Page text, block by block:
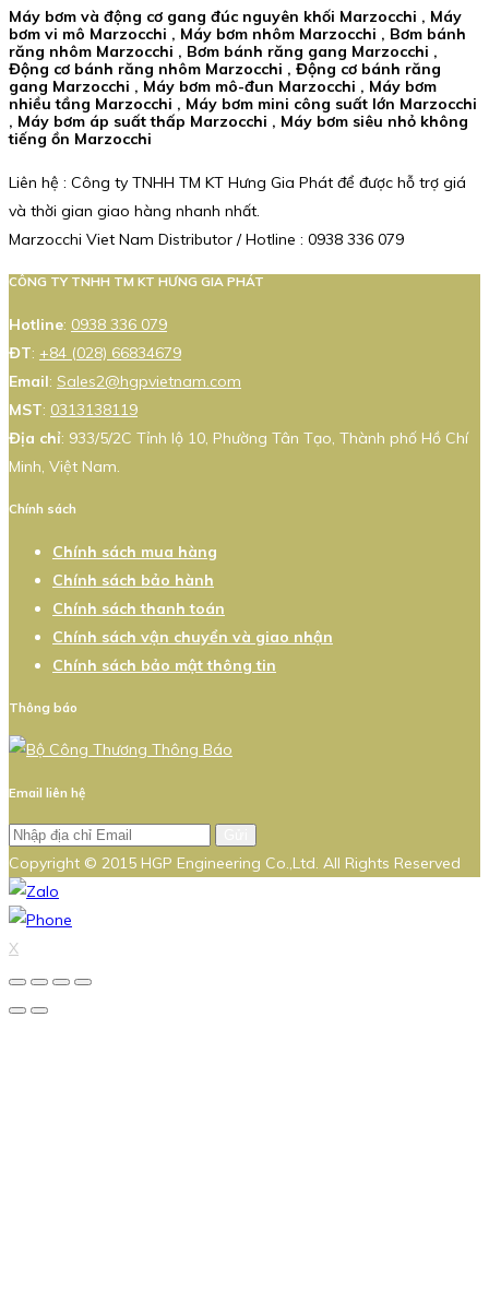
Máy bơm và động cơ gang đúc nguyên khối Marzocchi , Máy
bơm vi mô Marzocchi , Máy bơm nhôm Marzocchi , Bơm bánh
răng nhôm Marzocchi , Bơm bánh răng gang Marzocchi ,
Động cơ bánh răng nhôm Marzocchi , Động cơ bánh răng
gang Marzocchi , Máy bơm mô-đun Marzocchi , Máy bơm
nhiều tầng Marzocchi , Máy bơm mini công suất lớn Marzocchi
, Máy bơm áp suất thấp Marzocchi , Máy bơm siêu nhỏ không
tiếng ồn Marzocchi
Liên hệ : Công ty TNHH TM KT Hưng Gia Phát để được hỗ trợ giá
và thời gian giao hàng nhanh nhất.
Marzocchi Viet Nam Distributor / Hotline : 0938 336 079
CÔNG TY TNHH TM KT HƯNG GIA PHÁT
Hotline: 0938 336 079
ĐT: +84 (028) 66834679
Email: Sales2@hgpvietnam.com
MST: 0313138119
Địa chỉ: 933/5/2C Tỉnh lộ 10, Phường Tân Tạo, Thành phố Hồ Chí
Minh, Việt Nam.
Chính sách
Chính sách mua hàng
Chính sách bảo hành
Chính sách thanh toán
Chính sách vận chuyển và giao nhận
Chính sách bảo mật thông tin
Thông báo
Email liên hệ
Copyright © 2015 HGP Engineering Co.,Ltd. All Rights Reserved
X